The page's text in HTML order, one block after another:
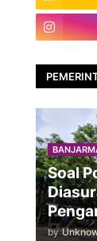
Soal
by